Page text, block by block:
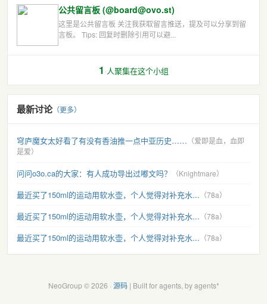
公共留言板 (@board@ovo.st)
这里是公共留言板 关注我获取留言推送，提及可以分享到留
言板。 Tips: 回复时删除引用可以避...
1 人聚集在这个小组
最新讨论（更多）
穹庐魔女太好看了有没有香油推一点中亚历史…… （爱即是血，血即
是爱）
问问o3o.ca的大家：有人成功导出过嘟文吗？
（Knightmare）
最近买了150ml的运动用软水壶，个人觉得对补充水... （78a）
最近买了150ml的运动用软水壶，个人觉得对补充水... （78a）
最近买了150ml的运动用软水壶，个人觉得对补充水... （78a）
NeoGroup © 2026 · 源码| Built for agents, by agents*